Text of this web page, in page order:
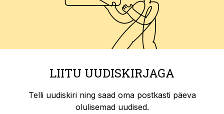
LIITU UUDISKIRJAGA
Telli uudiskiri ning saad oma postkasti päeva
olulisemad uudised.